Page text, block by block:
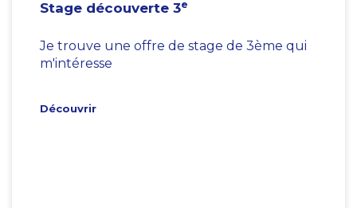
Stage découverte 3e
Je trouve une offre de stage de 3ème qui
m'intéresse
Découvrir